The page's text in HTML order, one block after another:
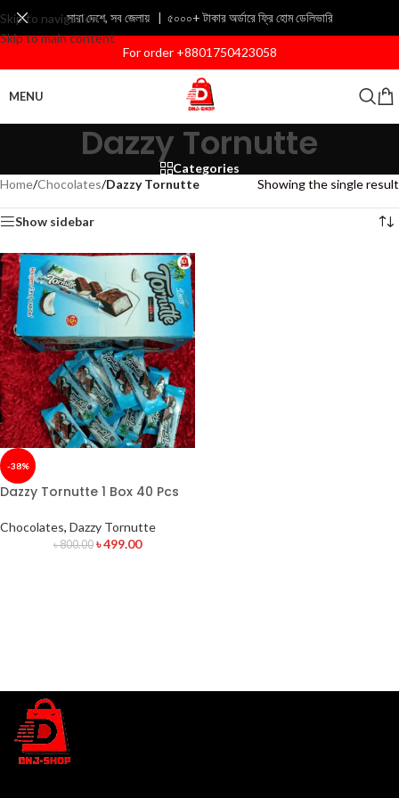
Skip to navigation
Skip to main content
সারা দেশে, সব জেলায় | ৫০০০+ টাকার অর্ডারে ফ্রি হোম ডেলিভারি
For order +8801750423058
MENU
Dazzy Tornutte
Categories
Home/Chocolates/Dazzy Tornutte Showing the single result
Show sidebar
-38%
Dazzy Tornutte 1 Box 40 Pcs
Chocolates, Dazzy Tornutte
৳800.00 ৳499.00